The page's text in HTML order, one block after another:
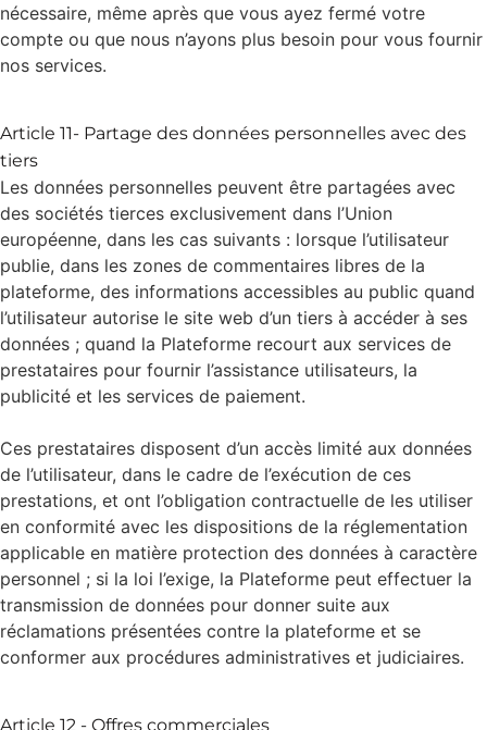
nécessaire, même après que vous ayez fermé votre
compte ou que nous n’ayons plus besoin pour vous fournir
nos services.
Article 11- Partage des données personnelles avec des
tiers
Les données personnelles peuvent être partagées avec
des sociétés tierces exclusivement dans l’Union
européenne, dans les cas suivants : lorsque l’utilisateur
publie, dans les zones de commentaires libres de la
plateforme, des informations accessibles au public quand
l’utilisateur autorise le site web d’un tiers à accéder à ses
données ; quand la Plateforme recourt aux services de
prestataires pour fournir l’assistance utilisateurs, la
publicité et les services de paiement.
Ces prestataires disposent d’un accès limité aux données
de l’utilisateur, dans le cadre de l’exécution de ces
prestations, et ont l’obligation contractuelle de les utiliser
en conformité avec les dispositions de la réglementation
applicable en matière protection des données à caractère
personnel ; si la loi l’exige, la Plateforme peut effectuer la
transmission de données pour donner suite aux
réclamations présentées contre la plateforme et se
conformer aux procédures administratives et judiciaires.
Article 12 - Offres commerciales